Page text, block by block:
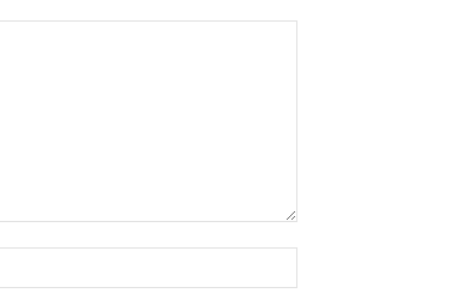
web: